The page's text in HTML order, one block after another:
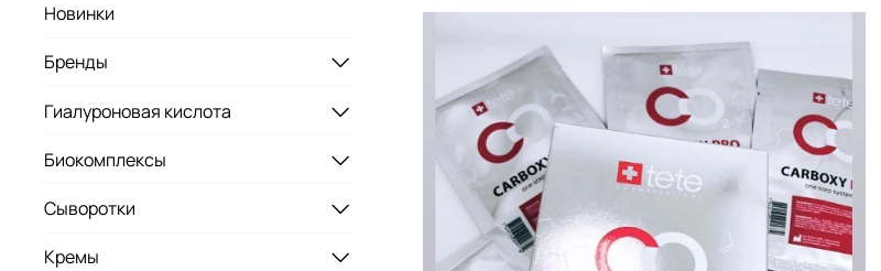
Новинки
Бренды
Гиалуроновая кислота
Биокомплексы
Сыворотки
Кремы